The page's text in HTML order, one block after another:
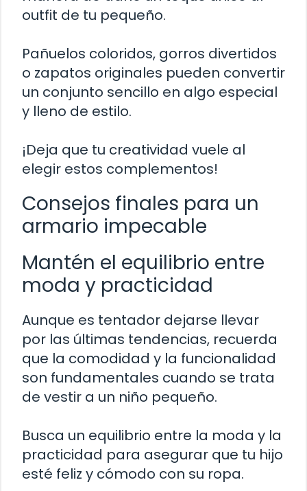
outfit de tu pequeño.
Pañuelos coloridos, gorros divertidos
o zapatos originales pueden convertir
un conjunto sencillo en algo especial
y lleno de estilo.
¡Deja que tu creatividad vuele al
elegir estos complementos!
Consejos finales para un
armario impecable
Mantén el equilibrio entre
moda y practicidad
Aunque es tentador dejarse llevar
por las últimas tendencias, recuerda
que la comodidad y la funcionalidad
son fundamentales cuando se trata
de vestir a un niño pequeño.
Busca un equilibrio entre la moda y la
practicidad para asegurar que tu hijo
esté feliz y cómodo con su ropa.